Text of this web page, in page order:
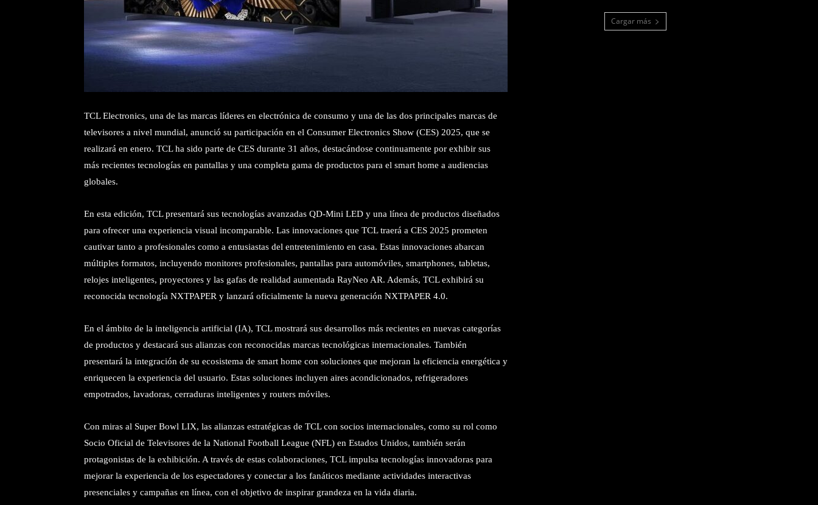
TCL Electronics, una de las marcas líderes en electrónica de consumo y una de las dos principales marcas de
televisores a nivel mundial, anunció su participación en el Consumer Electronics Show (CES) 2025, que se
realizará en enero. TCL ha sido parte de CES durante 31 años, destacándose continuamente por exhibir sus
más recientes tecnologías en pantallas y una completa gama de productos para el smart home a audiencias
globales.
En esta edición, TCL presentará sus tecnologías avanzadas QD-Mini LED y una línea de productos diseñados
para ofrecer una experiencia visual incomparable. Las innovaciones que TCL traerá a CES 2025 prometen
cautivar tanto a profesionales como a entusiastas del entretenimiento en casa. Estas innovaciones abarcan
múltiples formatos, incluyendo monitores profesionales, pantallas para automóviles, smartphones, tabletas,
relojes inteligentes, proyectores y las gafas de realidad aumentada RayNeo AR. Además, TCL exhibirá su
reconocida tecnología NXTPAPER y lanzará oficialmente la nueva generación NXTPAPER 4.0.
En el ámbito de la inteligencia artificial (IA), TCL mostrará sus desarrollos más recientes en nuevas categorías
de productos y destacará sus alianzas con reconocidas marcas tecnológicas internacionales. También
presentará la integración de su ecosistema de smart home con soluciones que mejoran la eficiencia energética y
enriquecen la experiencia del usuario. Estas soluciones incluyen aires acondicionados, refrigeradores
empotrados, lavadoras, cerraduras inteligentes y routers móviles.
Con miras al Super Bowl LIX, las alianzas estratégicas de TCL con socios internacionales, como su rol como
Socio Oficial de Televisores de la National Football League (NFL) en Estados Unidos, también serán
protagonistas de la exhibición. A través de estas colaboraciones, TCL impulsa tecnologías innovadoras para
mejorar la experiencia de los espectadores y conectar a los fanáticos mediante actividades interactivas
presenciales y campañas en línea, con el objetivo de inspirar grandeza en la vida diaria.
Cargar más